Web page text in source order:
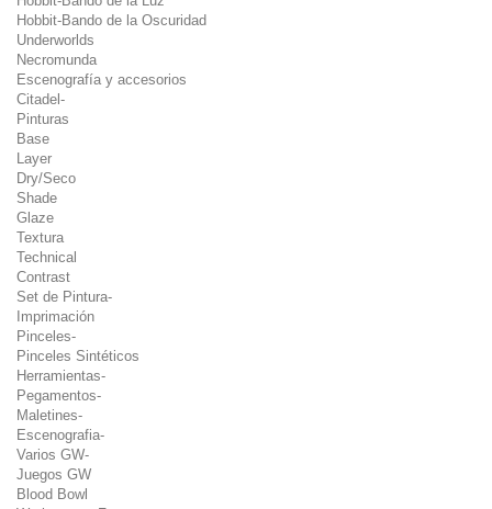
Hobbit-Bando de la Oscuridad
Underworlds
Necromunda
Escenografía y accesorios
Citadel-
Pinturas
Base
Layer
Dry/Seco
Shade
Glaze
Textura
Technical
Contrast
Set de Pintura-
Imprimación
Pinceles-
Pinceles Sintéticos
Herramientas-
Pegamentos-
Maletines-
Escenografia-
Varios GW-
Juegos GW
Blood Bowl